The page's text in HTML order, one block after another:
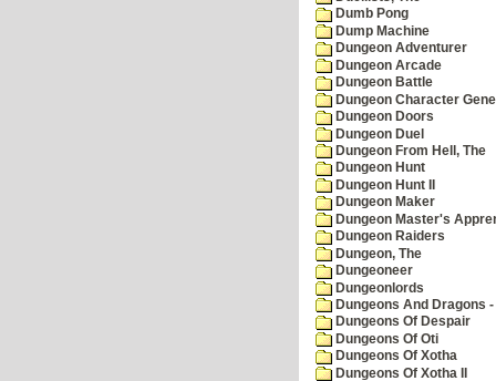
Dumb Pong
Dump Machine
Dungeon Adventurer
Dungeon Arcade
Dungeon Battle
Dungeon Character
Dungeon Doors
Dungeon Duel
Dungeon From Hell, The
Dungeon Hunt
Dungeon Hunt II
Dungeon Maker
Dungeon Master's
Dungeon Raiders
Dungeon, The
Dungeoneer
Dungeonlords
Dungeons And Dragons
Dungeons Of Despair
Dungeons Of Oti
Dungeons Of Xotha
Dungeons Of Xotha II